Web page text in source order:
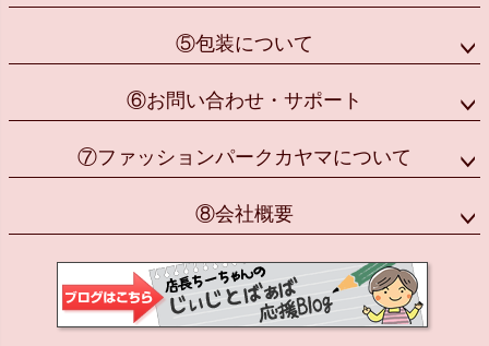
⑤包装について
⑥お問い合わせ・サポート
⑦ファッションパークカヤマについて
⑧会社概要